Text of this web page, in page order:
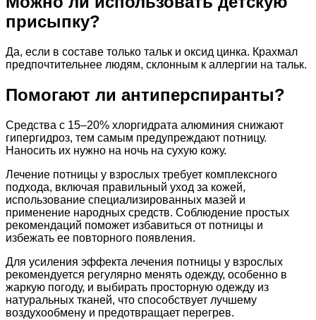
присыпку?
Да, если в составе только тальк и оксид цинка. Крахмал
предпочтительнее людям, склонным к аллергии на тальк.
Помогают ли антиперспиранты?
Средства с 15–20% хлоргидрата алюминия снижают
гипергидроз, тем самым предупреждают потницу.
Наносить их нужно на ночь на сухую кожу.
Лечение потницы у взрослых требует комплексного
подхода, включая правильный уход за кожей,
использование специализированных мазей и
применение народных средств. Соблюдение простых
рекомендаций поможет избавиться от потницы и
избежать ее повторного появления.
Для усиления эффекта лечения потницы у взрослых
рекомендуется регулярно менять одежду, особенно в
жаркую погоду, и выбирать просторную одежду из
натуральных тканей, что способствует лучшему
воздухообмену и предотвращает перегрев.